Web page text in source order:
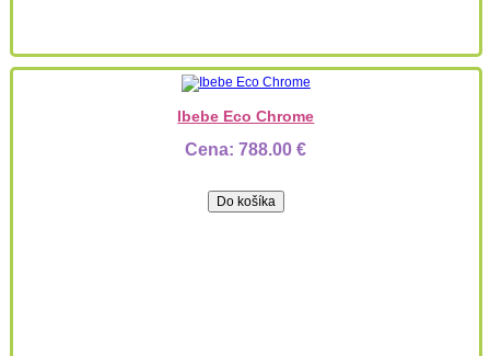
Ibebe Eco Chrome
Cena:788.00 €